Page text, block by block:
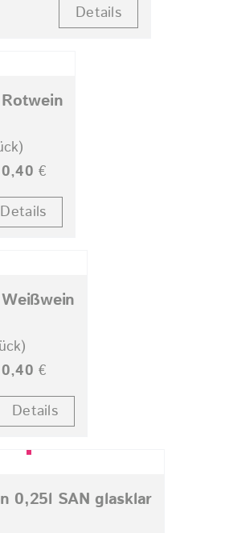
Details
Rotwein
0,40 €
Details
Weißwein
0,40 €
Details
0,25l SAN glasklar